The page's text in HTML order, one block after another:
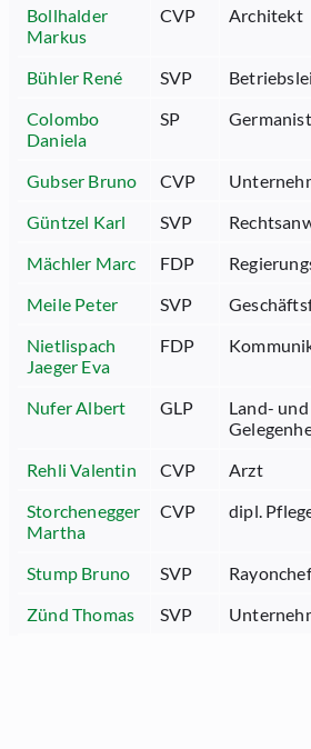
Bollhalder
Markus
CVP Architekt
Bühler René SVP
Colombo
Daniela
SP
Gubser Bruno CVP
Güntzel Karl
SVP
Mächler Marc
FDP
Meile Peter
SVP
Nietlispach
Jaeger Eva
FDP
Nufer Albert GLP
Land- und
Rehli Valentin
CVP
Arzt
Storchenegger
Martha
CVP dipl.
Stump Bruno SVP
Rayonchef
Zünd Thomas
SVP